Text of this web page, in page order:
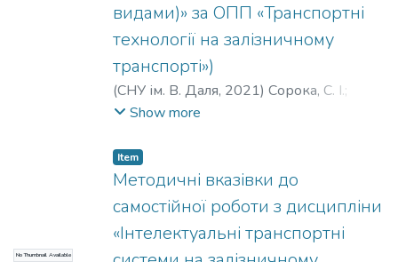
видами)» за ОПП «Транспортні
технології на залізничному
транспорті»)
(СНУ ім. В. Даля, 2021) Сорока, С. І.;
Єпіфанова, О. В.
Show more
No Thumbnail Available
Item
Методичні вказівки до
самостійної роботи з дисципліни
«Інтелектуальні транспортні